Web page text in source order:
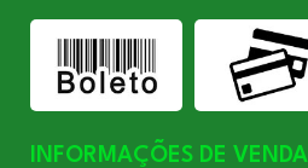
INFORMAÇÕES DE VENDA